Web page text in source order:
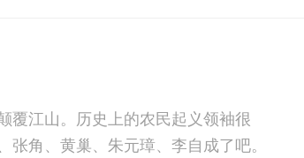
覆江山。历史上的农民起义领袖很
角、黄巢、朱元璋、李自成了吧。